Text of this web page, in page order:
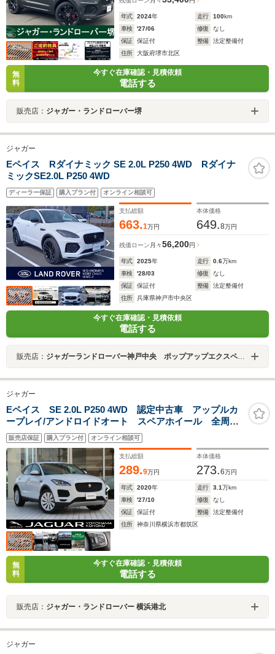
年式 2024年 走行 100km
車検
'27/06 修復
なし
保証
保証付 整備
法定整備付
住所
大阪府堺市北区
無
料
今すぐ在庫確認・見積依頼
電話する
販売店： ジャガー・ランドローバー堺
ジャガー
Eペイス Rダイナミック SE 2.0L P250 4WD Rダイナ
ミックSE2.0L P250 4WD
ディーラー保証 購入プラン付 オンライン相談可
支払総額
663.1万円
本体価格
649.8万円
残価ローン 月々56,200円
年式 2025年 走行 0.6万km
車検
'28/03 修復
なし
保証
保証付 整備
法定整備付
住所
兵庫県神戸市中央区
今すぐ在庫確認・見積依頼
電話する
販売店： ジャガーランドローバー神戸中央 ポップアップエクスペリエンス
ジャガー
Eペイス SE 2.0L P250 4WD 認定中古車 アップルカ
ープレイ/アンドロイドオート スペアホイール 全周囲
カメラ ブラインドスポットモニター 本革シート 純
正19インチアルミホイール パワーテールゲート パワ
ーシート
販売店保証 購入プラン付 オンライン相談可
支払総額
289.9万円
本体価格
273.6万円
年式 2020年 走行 3.1万km
車検
'27/10 修復
なし
保証
保証付 整備
法定整備付
住所
神奈川県横浜市都筑区
無
料
今すぐ在庫確認・見積依頼
電話する
販売店： ジャガー・ランドローバー 横浜港北
ジャガー